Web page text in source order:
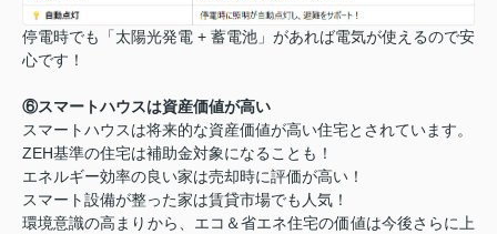
停電時でも「太陽光発電 + 蓄電池」があれば電気が使えるので安
心です！
⑥スマートハウスは資産価値が高い
スマートハウスは将来的な資産価値が高い住宅とされています。
ZEH基準の住宅は補助金対象になることも！
エネルギー効率の良い家は売却時に評価が高い！
スマート設備が整った家は賃貸市場でも人気！
環境意識の高まりから、エコ＆省エネ住宅の価値は今後さらに上